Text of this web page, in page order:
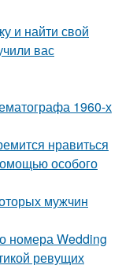
и найти свой
вас
1960-х
нравиться
особого
мужчин
номера Wedding
ревущих